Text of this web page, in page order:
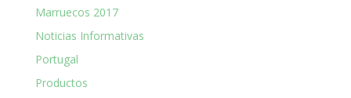
Marruecos 2017
Noticias Informativas
Portugal
Productos